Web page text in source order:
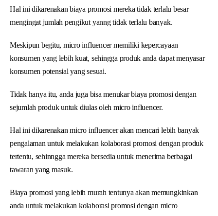
Hal ini dikarenakan biaya promosi mereka tidak terlalu besar
mengingat jumlah pengikut yanng tidak terlalu banyak.
Meskipun begitu, micro influencer memiliki kepercayaan
konsumen yang lebih kuat, sehingga produk anda dapat menyasar
konsumen potensial yang sesuai.
Tidak hanya itu, anda juga bisa menukar biaya promosi dengan
sejumlah produk untuk diulas oleh micro influencer.
Hal ini dikarenakan micro influencer akan mencari lebih banyak
pengalaman untuk melakukan kolaborasi promosi dengan produk
tertentu, sehinngga mereka bersedia untuk menerima berbagai
tawaran yang masuk.
Biaya promosi yang lebih murah tentunya akan memungkinkan
anda untuk melakukan kolaborasi promosi dengan micro